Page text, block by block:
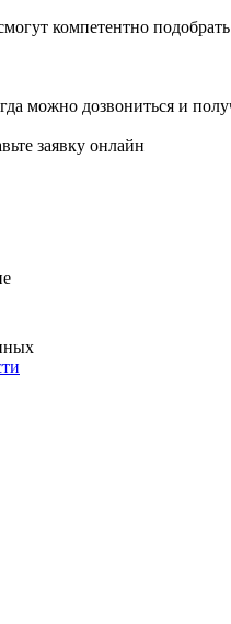
компетентно
можно дозвониться и
заявку онлайн